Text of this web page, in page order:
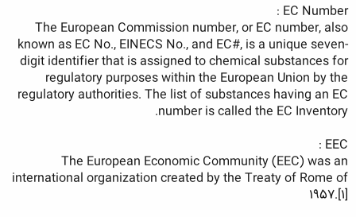
EC Number :
The European Commission number, or EC number, also
known as EC No., EINECS No., and EC#, is a unique seven-
digit identifier that is assigned to chemical substances for
regulatory purposes within the European Union by the
regulatory authorities. The list of substances having an EC
number is called the EC Inventory.
EEC :
The European Economic Community (EEC) was an
international organization created by the Treaty of Rome of
1957.[1]